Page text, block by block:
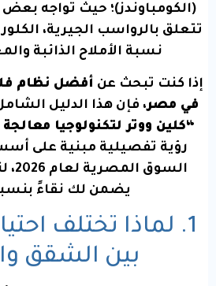
(الكومباوندز)؛ حيث تواجه
تتعلق بالرواسب الجيرية، الكلور
نسبة الأملاح الذائبة
إذا كنت تبحث عن أفضل نظام
في مصر، فإن هذا الدليل
“كلين ووتر لتكنولوجيا معالجة
رؤية تفصيلية مبنية على
يضمن لك نقاءً بنسبة
1. لماذا تختلف
بين الشقق